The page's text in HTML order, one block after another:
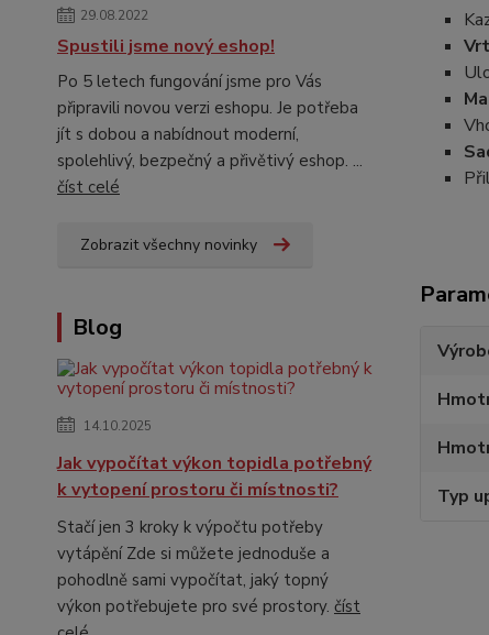
29.08.2022
Spustili jsme nový eshop!
Po 5 letech fungování jsme pro Vás
připravili novou verzi eshopu. Je potřeba
jít s dobou a nabídnout moderní,
spolehlivý, bezpečný a přivětivý eshop. ...
číst celé
Zobrazit všechny novinky
Blog
14.10.2025
Jak vypočítat výkon topidla potřebný
k vytopení prostoru či místnosti?
Stačí jen 3 kroky k výpočtu potřeby
vytápění Zde si můžete jednoduše a
pohodlně sami vypočítat, jaký topný
výkon potřebujete pro své prostory. číst
Typ